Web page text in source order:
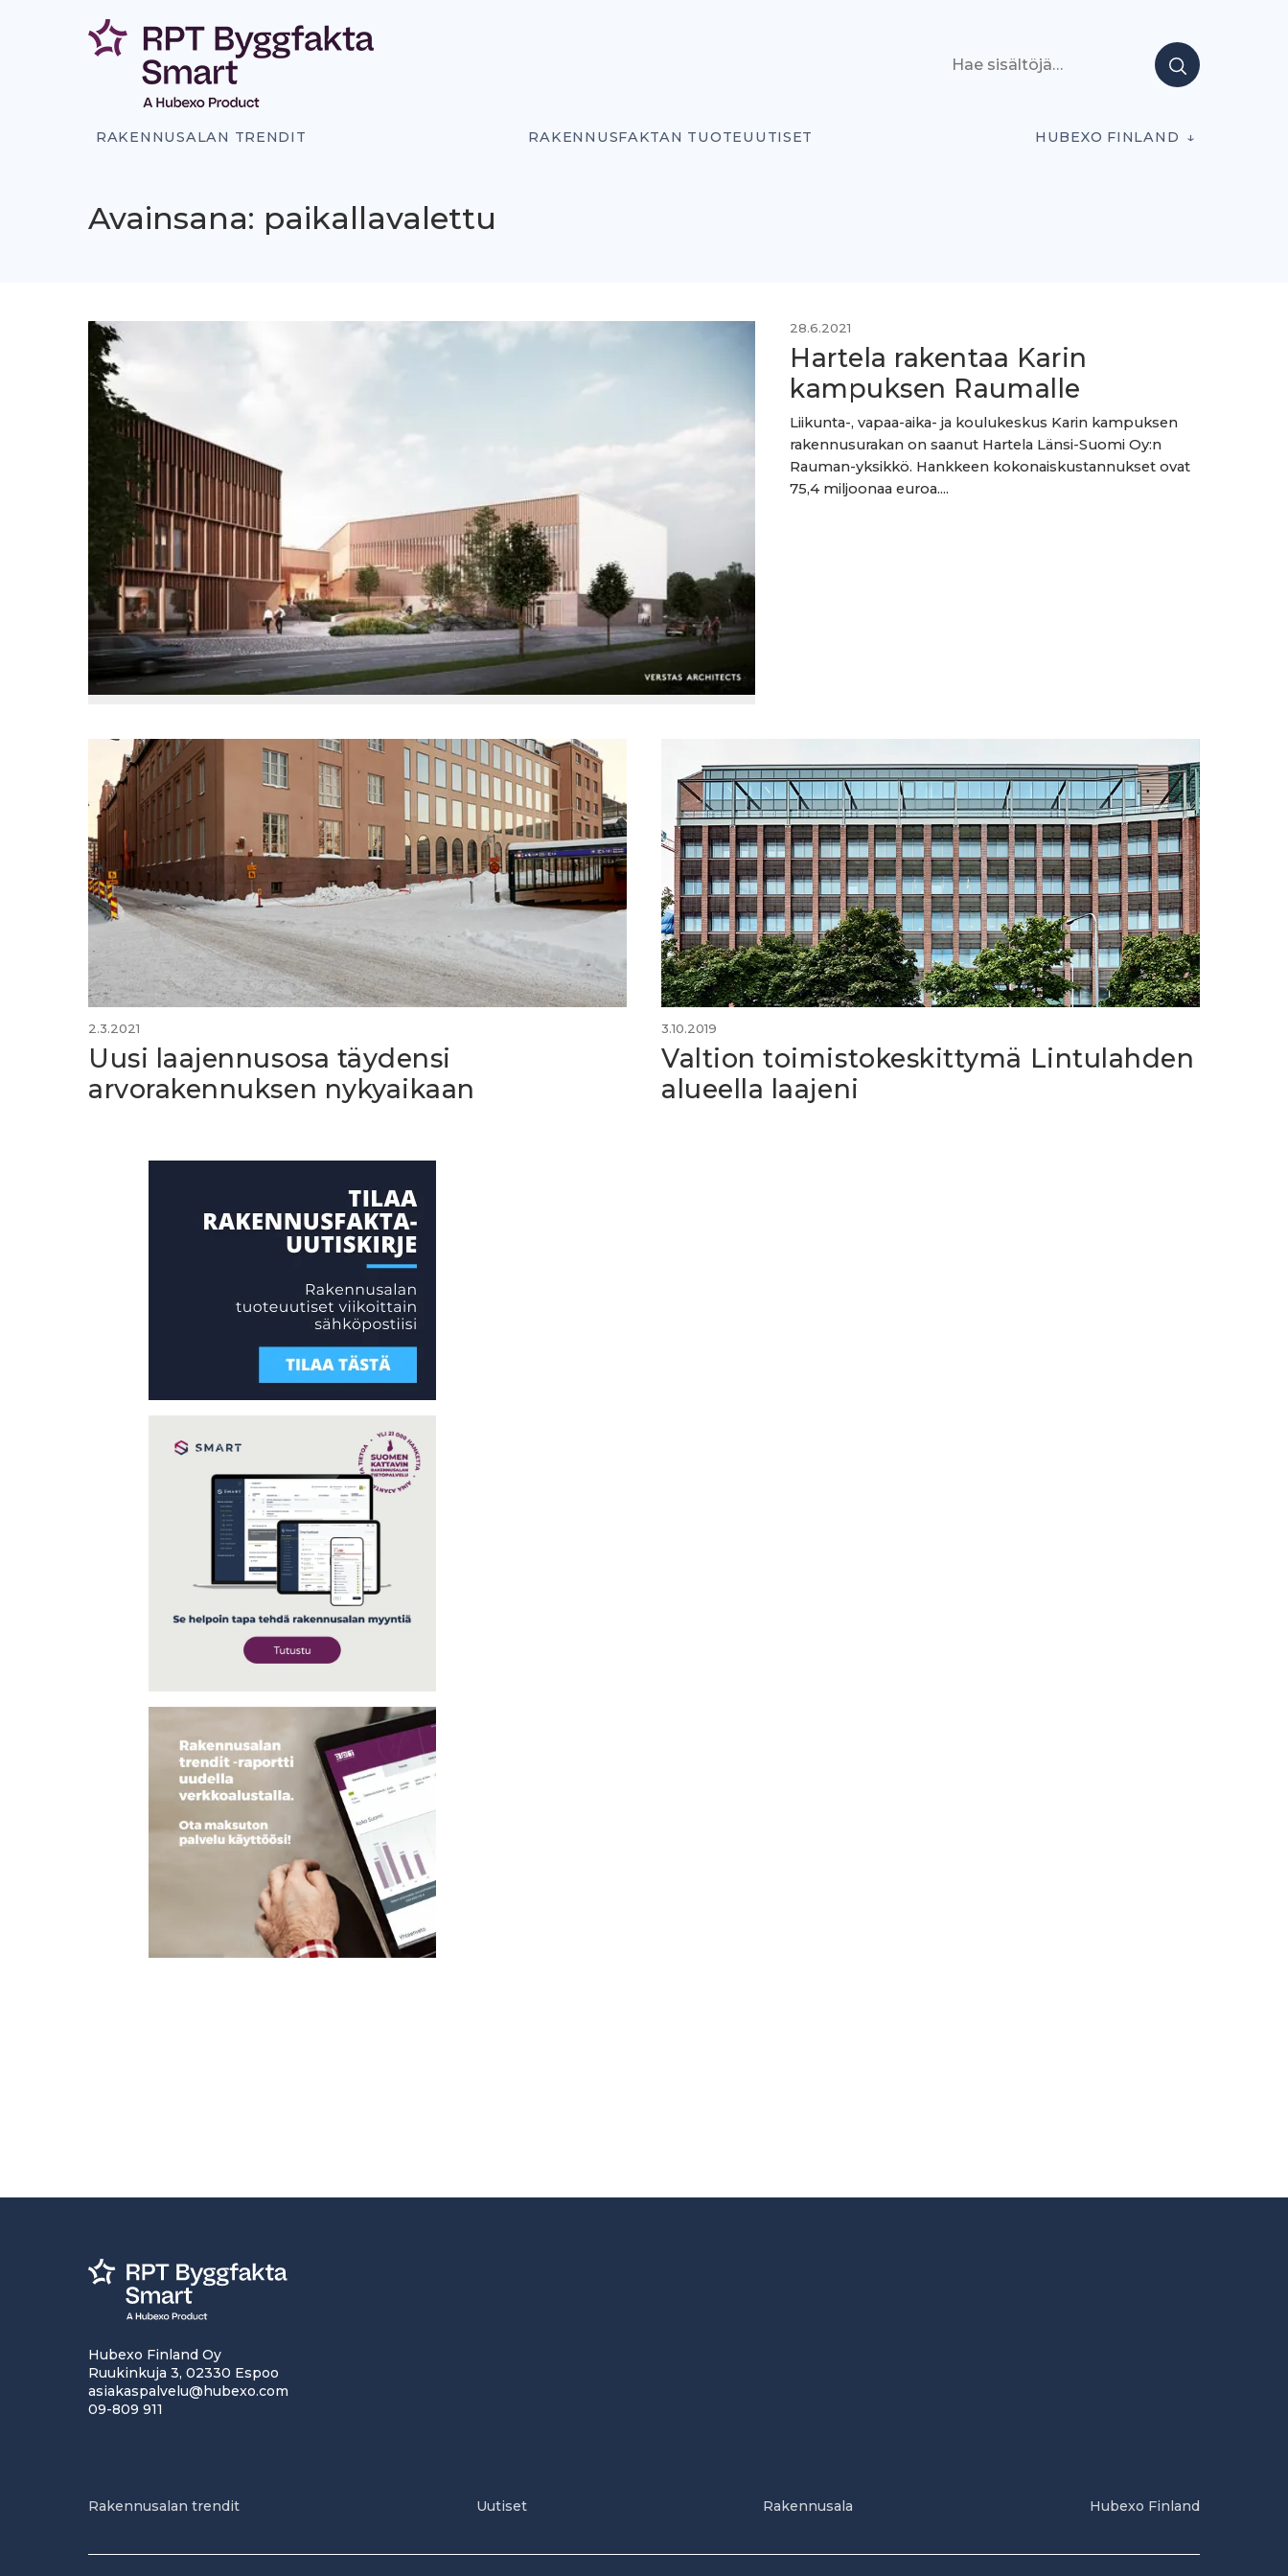
RAKENNUSALAN TRENDIT RAKENNUSFAKTAN TUOTEUUTISET HUBEXO FINLAND
Avainsana: paikallavalettu
28.6.2021
Hartela rakentaa Karin
kampuksen Raumalle
Liikunta-, vapaa-aika- ja koulukeskus Karin kampuksen
rakennusurakan on saanut Hartela Länsi-Suomi Oy:n
Rauman-yksikkö. Hankkeen kokonaiskustannukset ovat
75,4 miljoonaa euroa....
2.3.2021
Uusi laajennusosa täydensi
arvorakennuksen nykyaikaan
3.10.2019
Valtion toimistokeskittymä Lintulahden
alueella laajeni
Hubexo Finland Oy
Ruukinkuja 3, 02330 Espoo
asiakaspalvelu@hubexo.com
09-809 911
Rakennusalan trendit Uutiset Rakennusala Hubexo Finland